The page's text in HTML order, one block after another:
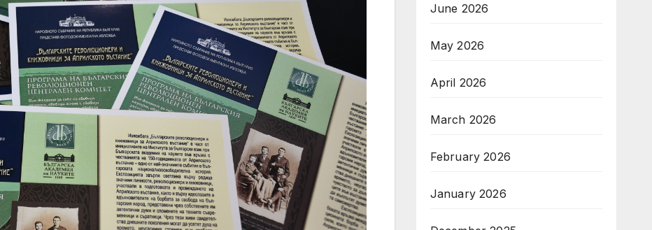
June 2026
May 2026
April 2026
March 2026
February 2026
January 2026